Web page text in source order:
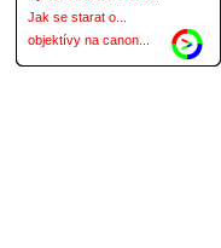
Jak se starat o...
objektívy na canon...